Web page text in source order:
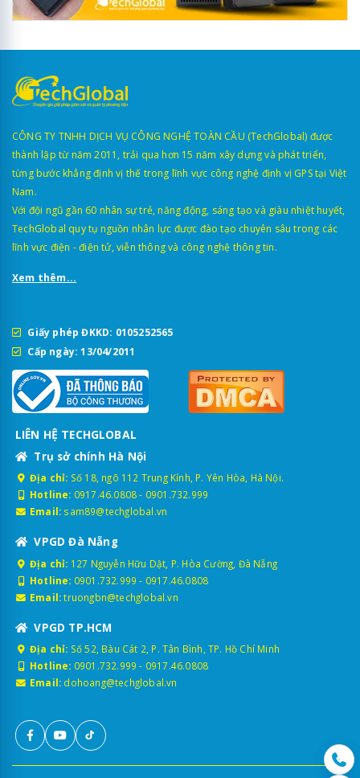
CÔNG TY TNHH DỊCH VỤ CÔNG NGHỆ TOÀN CẦU (TechGlobal) được
thành lập từ năm 2011, trải qua hơn 15 năm xây dựng và phát triển,
từng bước khẳng định vị thế trong lĩnh vực công nghệ định vị GPS tại Việt
Nam.
Với đội ngũ gần 60 nhân sự trẻ, năng động, sáng tạo và giàu nhiệt huyết,
TechGlobal quy tụ nguồn nhân lực được đào tạo chuyên sâu trong các
lĩnh vực điện - điện tử, viễn thông và công nghệ thông tin.
Xem thêm...
Giấy phép ĐKKD: 0105252565
Cấp ngày: 13/04/2011
LIÊN HỆ TECHGLOBAL
Trụ sở chính Hà Nội
Địa chỉ: Số 18, ngõ 112 Trung Kính, P. Yên Hòa, Hà Nội.
Hotline: 0917.46.0808- 0901.732.999
Email: sam89@techglobal.vn
VPGD Đà Nẵng
Địa chỉ: 127 Nguyễn Hữu Dật, P. Hòa Cường, Đà Nẵng
Hotline: 0901.732.999 - 0917.46.0808
Email: truongbn@techglobal.vn
VPGD TP.HCM
Địa chỉ: Số 52, Bàu Cát 2, P. Tân Bình, TP. Hồ Chí Minh
Hotline: 0901.732.999 - 0917.46.0808
Email: dohoang@techglobal.vn